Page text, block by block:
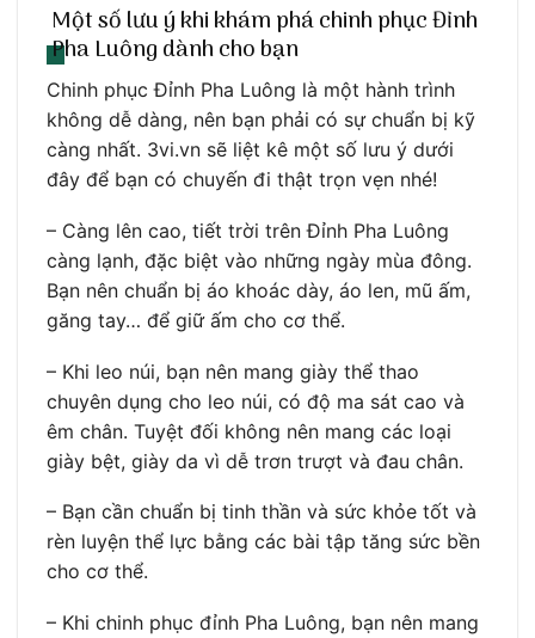
Một số lưu ý khi khám phá chinh phục Đỉnh
Pha Luông dành cho bạn
Chinh phục Đỉnh Pha Luông là một hành trình
không dễ dàng, nên bạn phải có sự chuẩn bị kỹ
càng nhất. 3vi.vn sẽ liệt kê một số lưu ý dưới
đây để bạn có chuyến đi thật trọn vẹn nhé!
– Càng lên cao, tiết trời trên Đỉnh Pha Luông
càng lạnh, đặc biệt vào những ngày mùa đông.
Bạn nên chuẩn bị áo khoác dày, áo len, mũ ấm,
găng tay… để giữ ấm cho cơ thể.
– Khi leo núi, bạn nên mang giày thể thao
chuyên dụng cho leo núi, có độ ma sát cao và
êm chân. Tuyệt đối không nên mang các loại
giày bệt, giày da vì dễ trơn trượt và đau chân.
– Bạn cần chuẩn bị tinh thần và sức khỏe tốt và
rèn luyện thể lực bằng các bài tập tăng sức bền
cho cơ thể.
– Khi chinh phục đỉnh Pha Luông, bạn nên mang